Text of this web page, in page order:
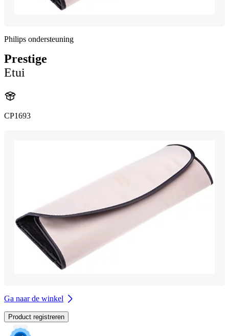
Philips ondersteuning
Prestige
Etui
CP1693
Ga naar de winkel
Product registreren